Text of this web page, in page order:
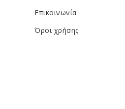
Επικοινωνία
Όροι χρήσης